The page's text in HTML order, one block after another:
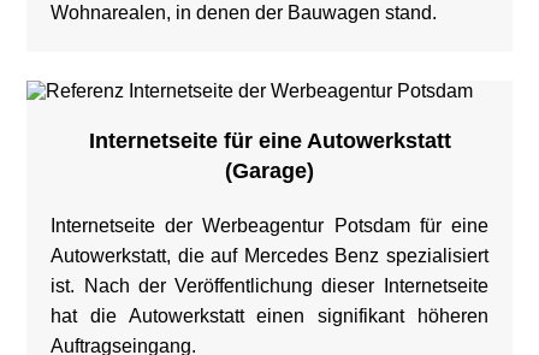
Wohnarealen, in denen der Bauwagen stand.
Internetseite für eine Autowerkstatt
(Garage)
Internetseite der Werbeagentur Potsdam für eine
Autowerkstatt, die auf Mercedes Benz spezialisiert
ist. Nach der Veröffentlichung dieser Internetseite
hat die Autowerkstatt einen signifikant höheren
Auftragseingang.